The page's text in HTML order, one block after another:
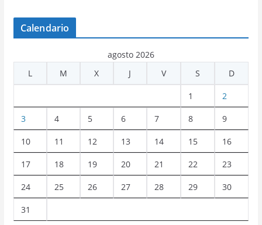
Calendario
agosto 2026
L
M X J V S D
1 2
3 4 5 6 7 8 9
10 11 12 13 14 15 16
17 18 19 20 21 22 23
24 25 26 27 28 29 30
31